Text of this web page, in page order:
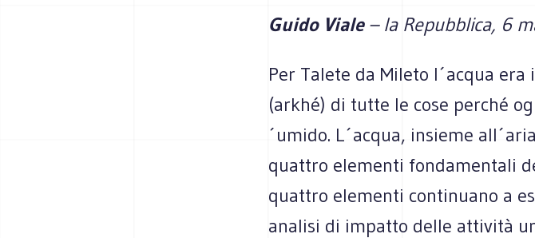
Guido Viale – la Repubblica, 6
Per Talete da Mileto l´acqua
(arkhé) di tutte le cose perché
´umido. L´acqua, insieme
quattro elementi fondamentali
quattro elementi continuano a
analisi di impatto delle attività